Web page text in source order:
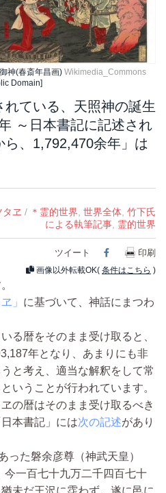
神(春斎年昌画) Wikimedia_Commons
Domain]
ている、天照神の誕生
～日本書記に記述され
、1,792,470余年」は
タヱ / ＊霊的世界, 世界全体, 竹下氏
による執筆記事, 霊的世界
ツイート Facebook
印刷
画像以外転載OK( 条件はこちら )
」 に基づいて、神話にまつわ
る暦をそのまま受け取ると、
年となり、あまりにも非
と考え、適当な解釈をして常
いうことが行われています。
の暦はそのまま受け取るべき
本書記」には次の記述があり
た磐余彦尊（神武天皇）
今一百七十九万二千四百七十